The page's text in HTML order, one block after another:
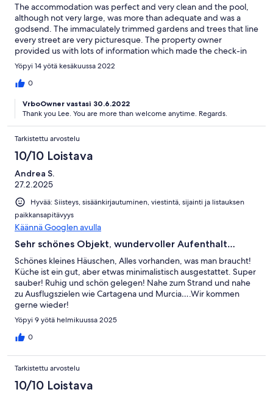
The accommodation was perfect and very clean and the pool,
although not very large, was more than adequate and was a
godsend. The immaculately trimmed gardens and trees that line
every street are very picturesque. The property owner
provided us with lots of information which made the check-in
process and our stay stress-free. During our stay I had a few
occasions where I wanted to contact the property owner and,
each time, she responded straight away. The location was very
were only a 15 minute walk away but carrying heavy shopping
home in the heat was not enjoyable. We visited Los Alcazares
once (via taxi) and had a lovely meal in El Patio (would definitely
recommend this restaurant). The area has many bars and
restaurants and, once again, we would have visited there more
frequently if we'd had a car. The €80 return taxi journey put us
off doing it more than once. The bars and restaurants on the
resort were disappointing (mostly closed) but, post-COVID, this
amazing weather. I would definitely recommend La Torre Golf
resort for a relaxing holiday. As I mentioned, in future I will hire a
car so we can get out and visit some of the local areas such as
Yöpyi 14 yötä kesäkuussa 2022
0
VrboOwner vastasi 30.6.2022
Thank you Lee. You are more than welcome anytime. Regards.
Tarkistettu arvostelu
10/10 Loistava
Andrea S.
27.2.2025
Hyvää: Siisteys, sisäänkirjautuminen, viestintä, sijainti ja listauksen
paikkansapitävyys
Käännä Googlen avulla
Sehr schönes Objekt, wundervoller Aufenthalt…
Schönes kleines Häuschen, Alles vorhanden, was man braucht!
Küche ist ein gut, aber etwas minimalistisch ausgestattet. Super
sauber! Ruhig und schön gelegen! Nahe zum Strand und nahe
zu Ausflugszielen wie Cartagena und Murcia….Wir kommen
gerne wieder!
Yöpyi 9 yötä helmikuussa 2025
0
Tarkistettu arvostelu
10/10 Loistava